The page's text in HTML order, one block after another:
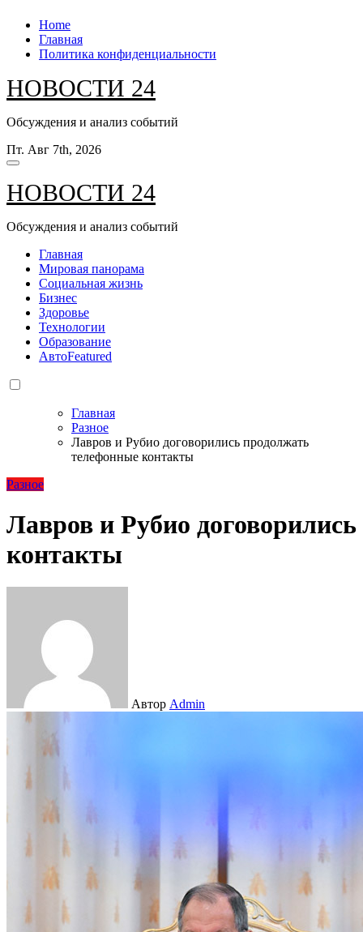
Перейти
содержанию
Home
Главная
Политика конфиденциальности
НОВОСТИ 24
Обсуждения и анализ событий
Пт. Авг 7th, 2026
НОВОСТИ 24
Обсуждения и анализ событий
Главная
Мировая панорама
Социальная жизнь
Бизнес
Здоровье
Технологии
Образование
АвтоFeatured
Главная
Разное
Лавров и Рубио договорились продолжать
телефонные контакты
Разное
Лавров и Рубио
контакты
Автор Admin